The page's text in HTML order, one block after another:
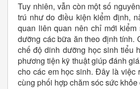
Tuy nhiên, vẫn còn một số
trú như do điều kiện kiểm định,
quan liên quan nên chỉ mới
dưỡng các bữa ăn theo định tính.
chế độ dinh dưỡng học sinh tiểu
phương tiện kỹ thuật giúp đánh
cho các em học sinh. Đây là việc
cùng phối hợp chăm sóc sức khỏe